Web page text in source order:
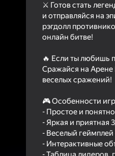
⚔️ Готов стать
и отправляйся на
рэгдолл
онлайн битве!
🔥 Если ты любишь
Сражайся на Арене
веселых сражений!
🎮 Особенности
- Простое и
- Яркая и приятная
- Веселый
- Интерактивные